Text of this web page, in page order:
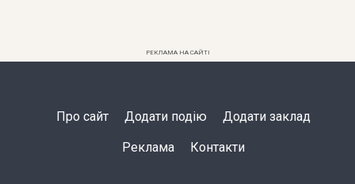
РЕКЛАМА НА САЙТІ
Про сайт Додати подію Додати заклад
Реклама Контакти